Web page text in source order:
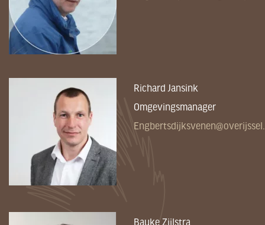
Richard Jansink
Omgevingsmanager
Bauke Zijlstra